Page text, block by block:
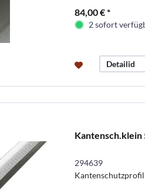
84,00 € *
2 sofort
Detailid
Kantensch.klein
294639